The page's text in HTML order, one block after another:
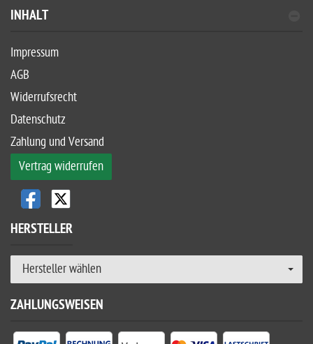
INHALT
Impressum
AGB
Widerrufsrecht
Datenschutz
Zahlung und Versand
Vertrag widerrufen
HERSTELLER
Hersteller wählen
ZAHLUNGSWEISEN